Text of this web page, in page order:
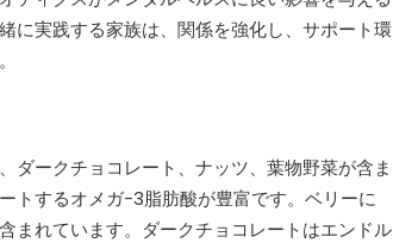
に実践する家族は、関係を強化し、サポート環
ダークチョコレート、ナッツ、葉物野菜が含ま
トするオメガ-3脂肪酸が豊富です。ベリーに
まれています。ダークチョコレートはエンドル